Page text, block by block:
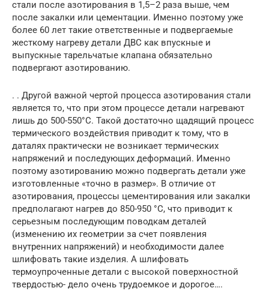
стали после азотирования в 1,5–2 раза выше, чем
после закалки или цементации. Именно поэтому уже
более 60 лет такие ответственные и подвергаемые
жесткому нагреву детали ДВС как впускные и
выпускные тарельчатые клапана обязательно
подвергают азотированию.
. . Другой важной чертой процесса азотирования стали
является то, что при этом процессе детали нагревают
лишь до 500-550°С. Такой достаточно щадящий процесс
термического воздействия приводит к тому, что в
даталях практически не возникает термических
напряжений и последующих деформаций. Именно
поэтому азотированию можно подвергать детали уже
изготовленные «точно в размер». В отличие от
азотирования, процессы цементирования или закалки
предполагают нагрев до 850-950 °С, что приводит к
серьезным последующим поводкам деталей
(изменению их геометрии за счет появления
внутренних напряжений) и необходимости далее
шлифовать такие изделия. А шлифовать
термоупроченные детали с высокой поверхностной
твердостью- дело очень трудоемкое и дорогое….